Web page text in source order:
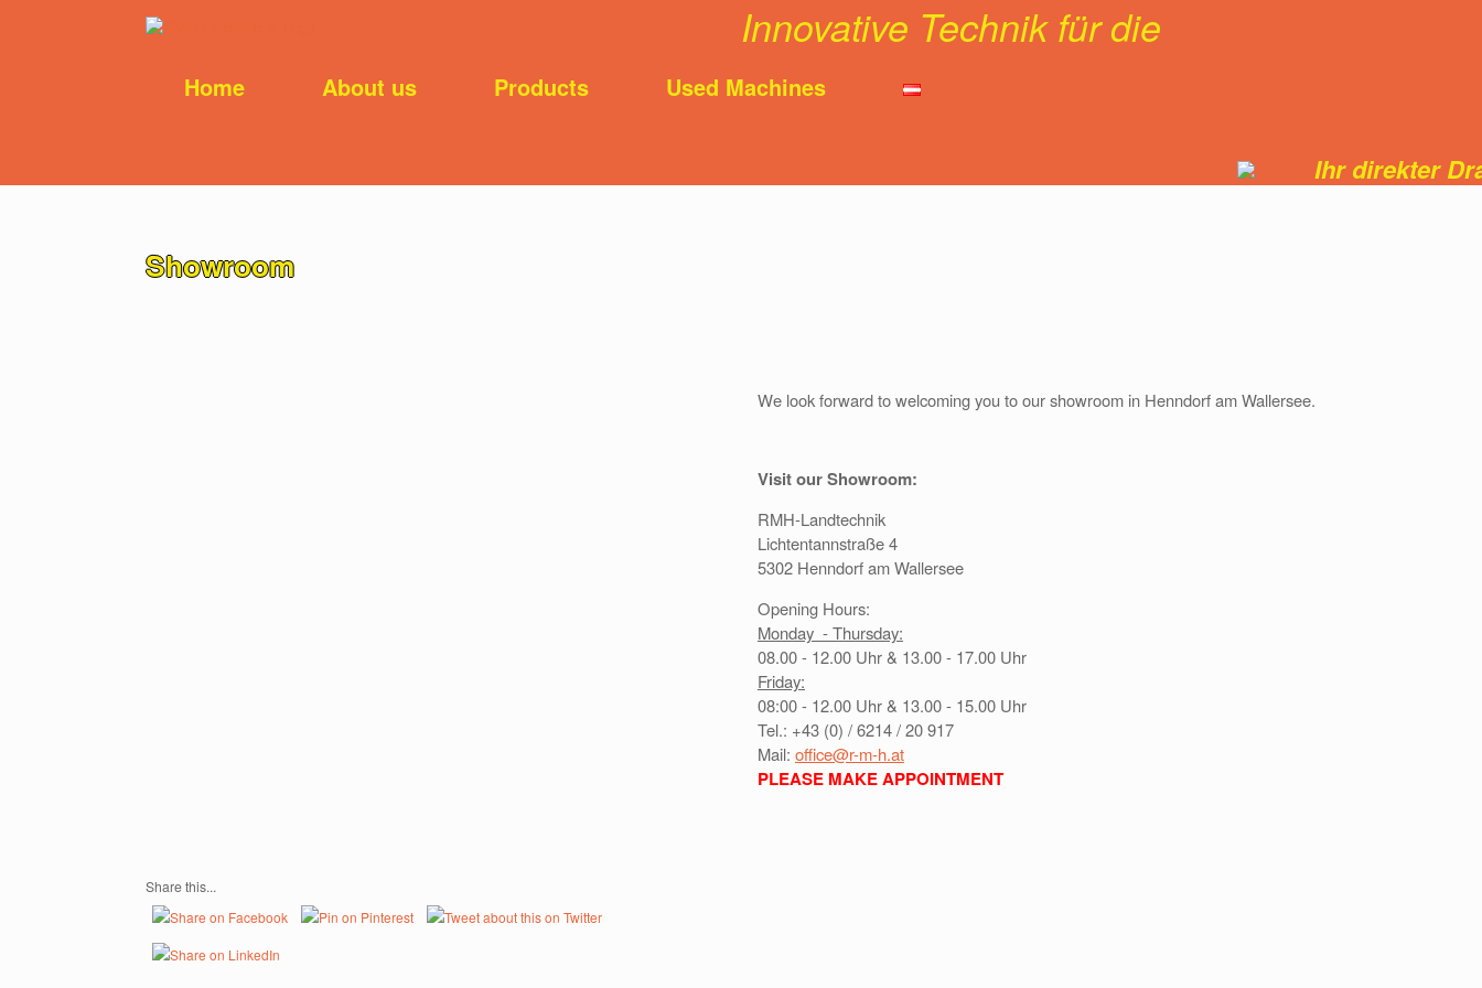
Innovative Technik für die
Landwirtschaft
Home About us Products Used Machines
Ihr direkter
Showroom
Share this...
We look forward to welcoming you to our showroom in Henndorf am Wallersee.
Visit our Showroom:
RMH-Landtechnik
Lichtentannstraße 4
5302 Henndorf am Wallersee
Opening Hours:
Monday - Thursday:
08.00 - 12.00 Uhr & 13.00 - 17.00 Uhr
Friday:
08:00 - 12.00 Uhr & 13.00 - 15.00 Uhr
Tel.: +43 (0) / 6214 / 20 917
Mail: office@r-m-h.at
PLEASE MAKE APPOINTMENT